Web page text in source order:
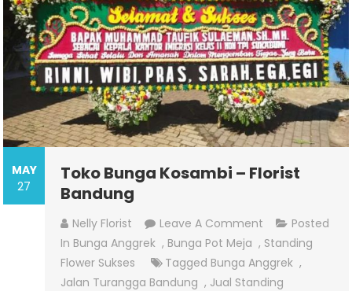
MAY
27
Toko Bunga Kosambi – Florist
Bandung
Nelly Florist Leave A Comment On
Toko
Bunga
Kosambi
Posted
In Bunga Anggrek , Bunga Pot Meja , Standing
Flower Sukses
Tagged Bunga Anggrek ,
Jalan Turangga Bandung , Jual Standing